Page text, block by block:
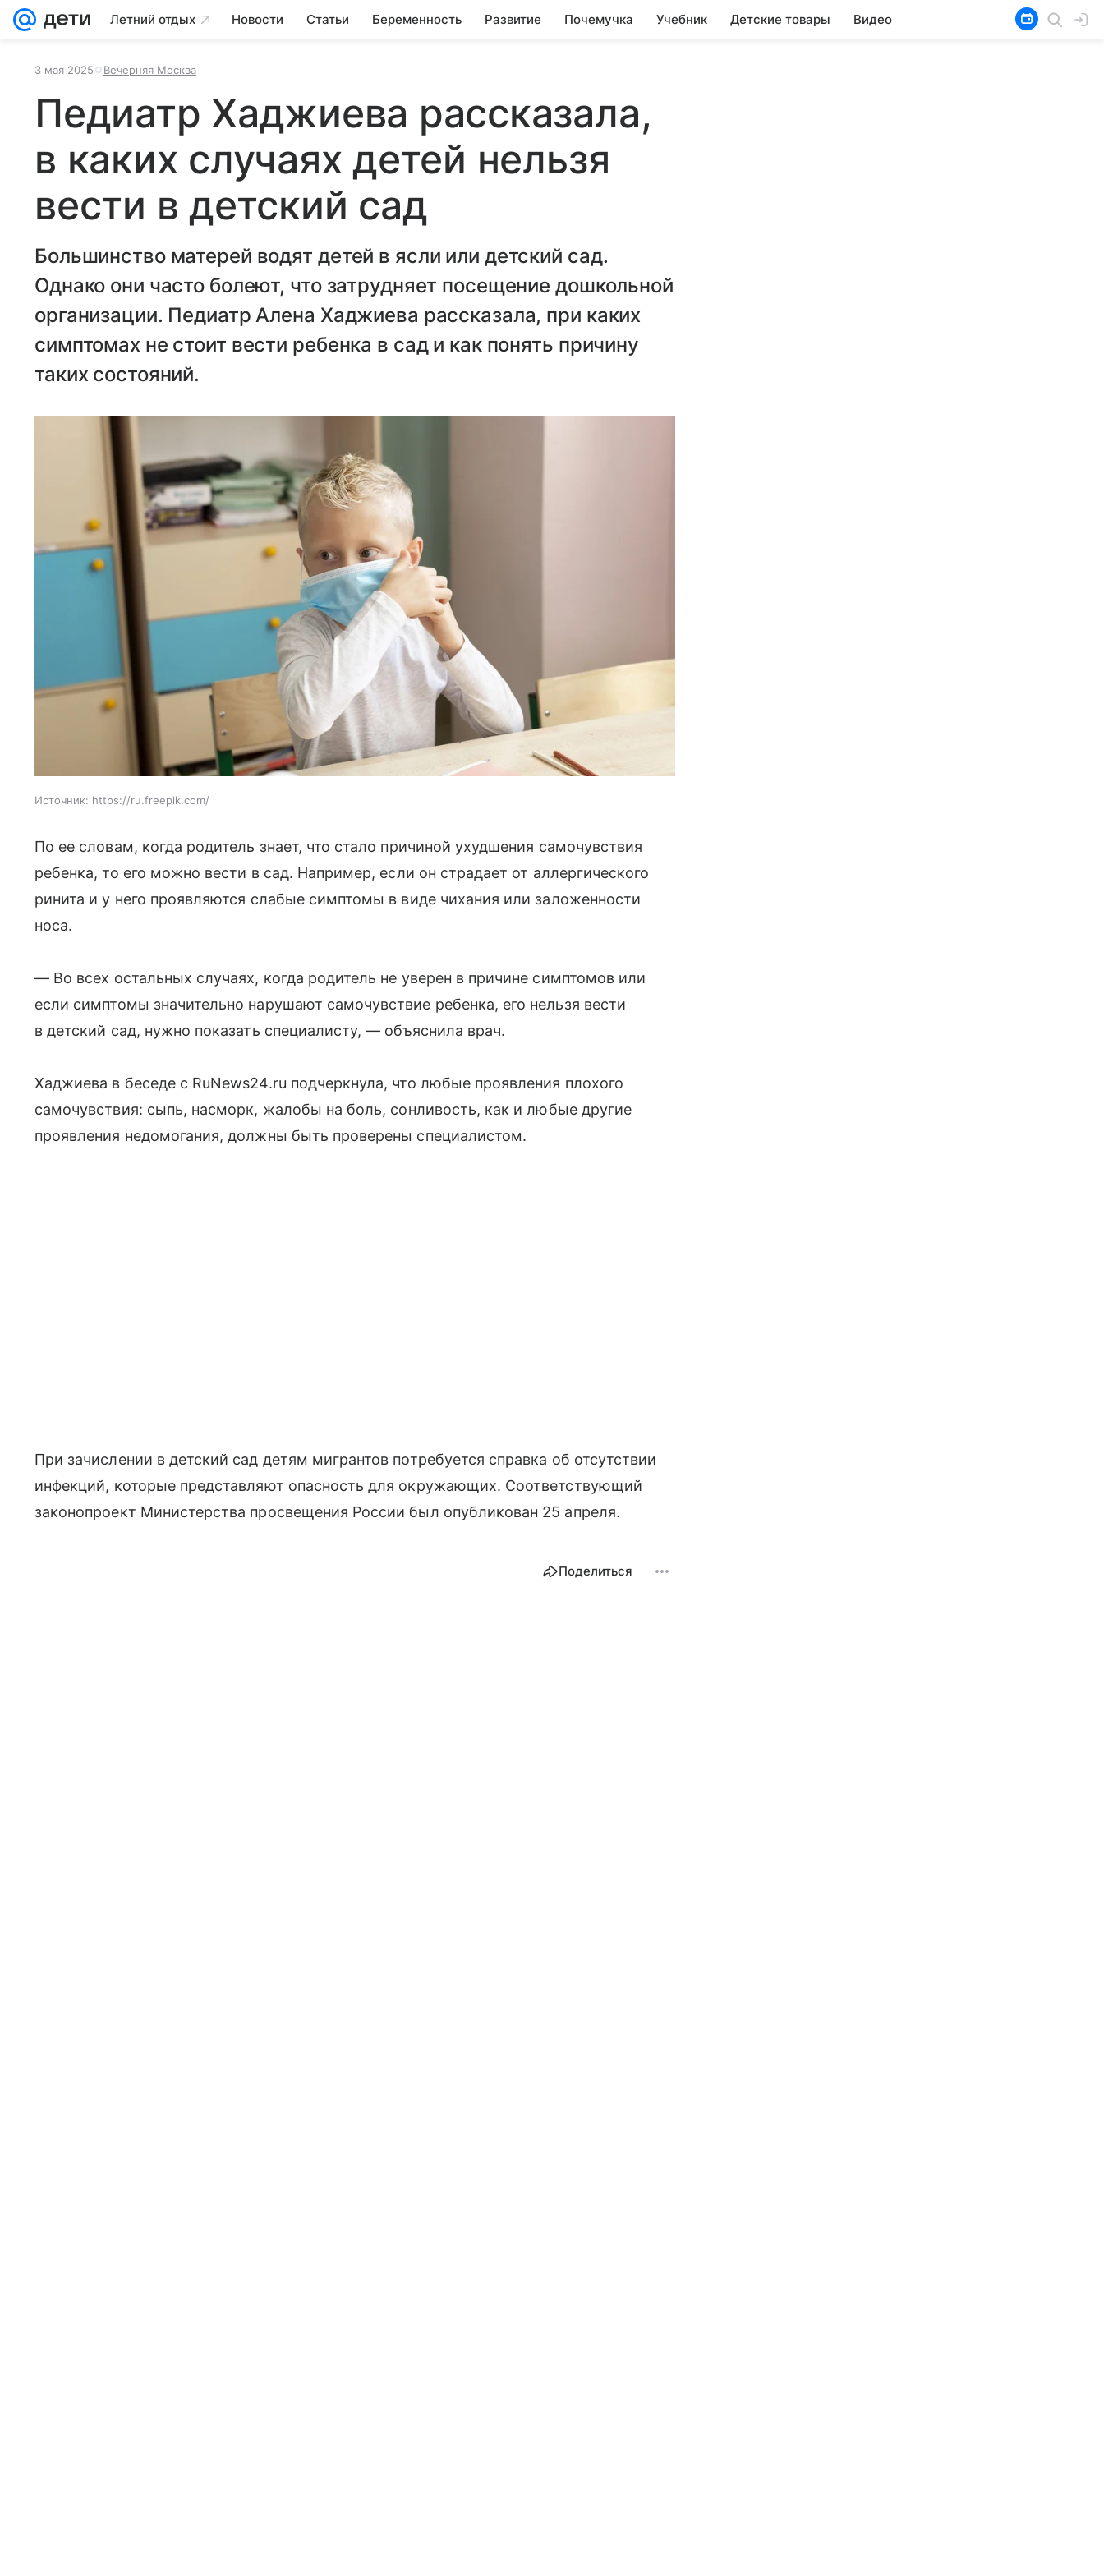
Летний отдых Новости Статьи Беременность Развитие Почемучка Учебник Детские товары Видео
3 мая 2025 Вечерняя Москва
Педиатр Хаджиева рассказала,
в каких случаях детей нельзя
вести в детский сад
Большинство матерей водят детей в ясли или детский сад.
Однако они часто болеют, что затрудняет посещение дошкольной
организации. Педиатр Алена Хаджиева рассказала, при каких
симптомах не стоит вести ребенка в сад и как понять причину
таких состояний.
Источник: https://ru.freepik.com/
По ее словам, когда родитель знает, что стало причиной ухудшения самочувствия
ребенка, то его можно вести в сад. Например, если он страдает от аллергического
ринита и у него проявляются слабые симптомы в виде чихания или заложенности
носа.
— Во всех остальных случаях, когда родитель не уверен в причине симптомов или
если симптомы значительно нарушают самочувствие ребенка, его нельзя вести
в детский сад, нужно показать специалисту, — объяснила врач.
Хаджиева в беседе с RuNews24.ru подчеркнула, что любые проявления плохого
самочувствия: сыпь, насморк, жалобы на боль, сонливость, как и любые другие
проявления недомогания, должны быть проверены специалистом.
При зачислении в детский сад детям мигрантов потребуется справка об отсутствии
инфекций, которые представляют опасность для окружающих. Соответствующий
законопроект Министерства просвещения России был опубликован 25 апреля.
Поделиться